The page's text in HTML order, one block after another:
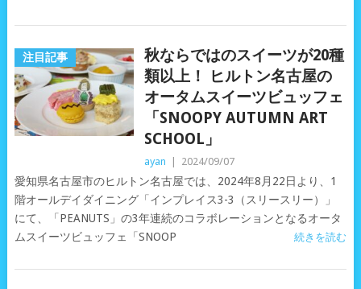
注目記事
秋ならではのスイーツが20種
類以上！ ヒルトン名古屋の
オータムスイーツビュッフェ
「SNOOPY AUTUMN ART
SCHOOL」
ayan 2024/09/07
愛知県名古屋市のヒルトン名古屋では、2024年8月22日より、1
階オールデイダイニング「インプレイス3-3（スリースリー）」
にて、「PEANUTS」の3年連続のコラボレーションとなるオータ
ムスイーツビュッフェ「SNOOP
続きを読む